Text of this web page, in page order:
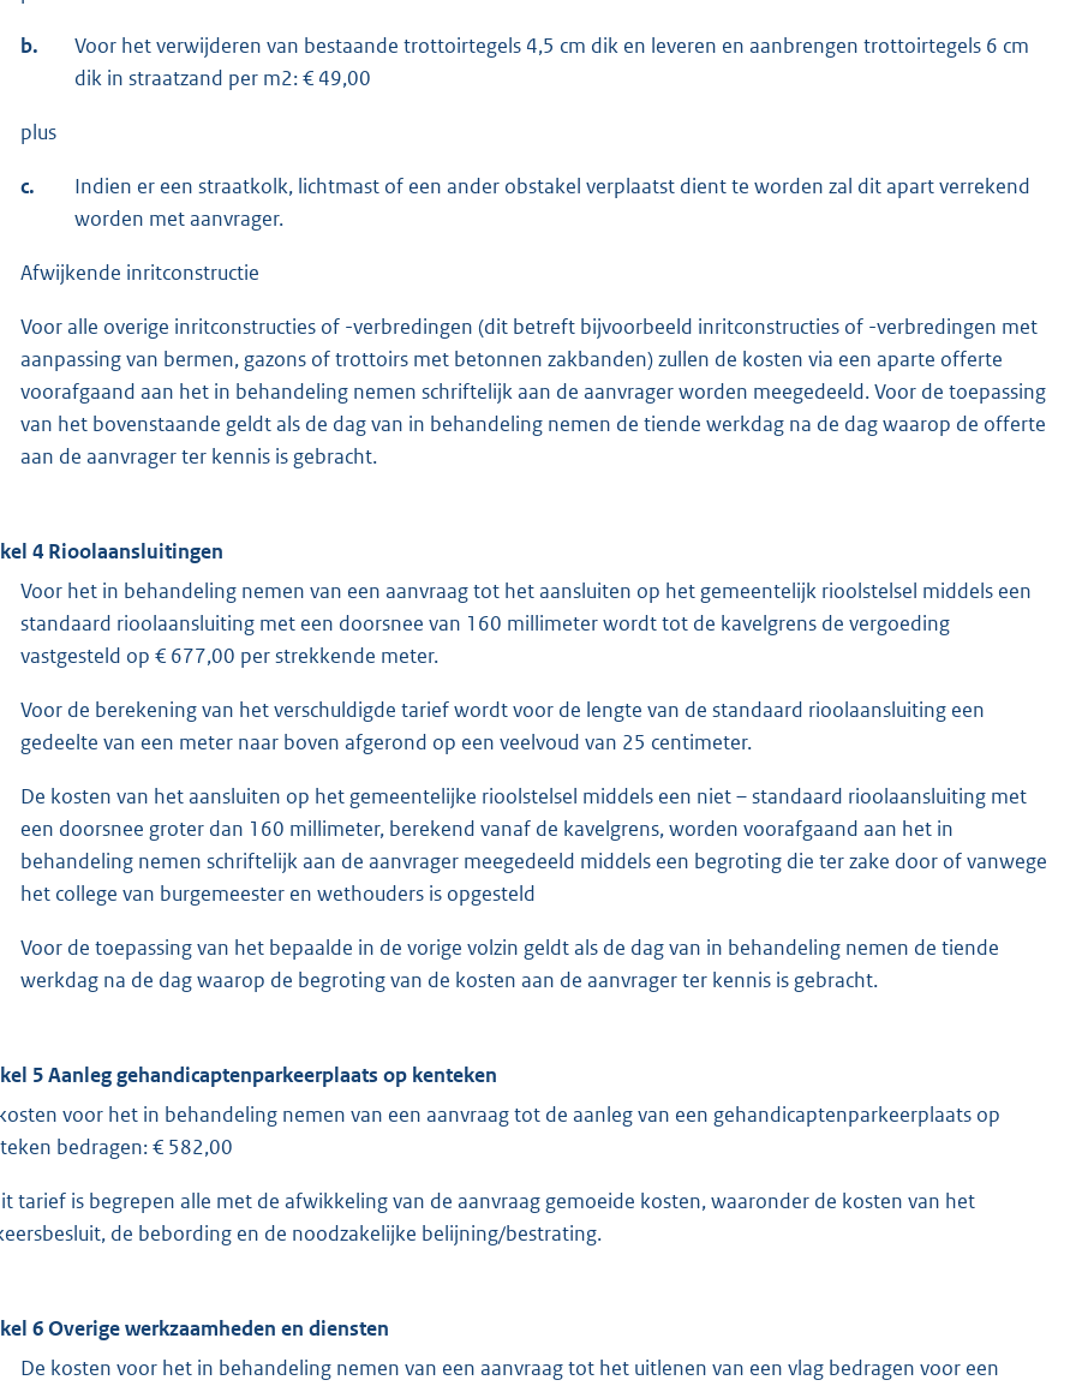
b.
Voor het verwijderen van bestaande trottoirtegels 4,5 cm dik en leveren en aanbrengen trottoirtegels 6 cm
dik in straatzand per m2: € 49,00
plus
c.
Indien er een straatkolk, lichtmast of een ander obstakel verplaatst dient te worden zal dit apart verrekend
worden met aanvrager.
Afwijkende inritconstructie
Voor alle overige inritconstructies of -verbredingen (dit betreft bijvoorbeeld inritconstructies of -verbredingen met
aanpassing van bermen, gazons of trottoirs met betonnen zakbanden) zullen de kosten via een aparte offerte
voorafgaand aan het in behandeling nemen schriftelijk aan de aanvrager worden meegedeeld. Voor de toepassing
van het bovenstaande geldt als de dag van in behandeling nemen de tiende werkdag na de dag waarop de offerte
aan de aanvrager ter kennis is gebracht.
4 Rioolaansluitingen
Voor het in behandeling nemen van een aanvraag tot het aansluiten op het gemeentelijk rioolstelsel middels een
standaard rioolaansluiting met een doorsnee van 160 millimeter wordt tot de kavelgrens de vergoeding
vastgesteld op € 677,00 per strekkende meter.
Voor de berekening van het verschuldigde tarief wordt voor de lengte van de standaard rioolaansluiting een
gedeelte van een meter naar boven afgerond op een veelvoud van 25 centimeter.
De kosten van het aansluiten op het gemeentelijke rioolstelsel middels een niet – standaard rioolaansluiting met
een doorsnee groter dan 160 millimeter, berekend vanaf de kavelgrens, worden voorafgaand aan het in
behandeling nemen schriftelijk aan de aanvrager meegedeeld middels een begroting die ter zake door of vanwege
het college van burgemeester en wethouders is opgesteld
Voor de toepassing van het bepaalde in de vorige volzin geldt als de dag van in behandeling nemen de tiende
werkdag na de dag waarop de begroting van de kosten aan de aanvrager ter kennis is gebracht.
5 Aanleg gehandicaptenparkeerplaats op kenteken
voor het in behandeling nemen van een aanvraag tot de aanleg van een gehandicaptenparkeerplaats op
bedragen: € 582,00
tarief is begrepen alle met de afwikkeling van de aanvraag gemoeide kosten, waaronder de kosten van het
de bebording en de noodzakelijke belijning/bestrating.
6 Overige werkzaamheden en diensten
De kosten voor het in behandeling nemen van een aanvraag tot het uitlenen van een vlag bedragen voor een